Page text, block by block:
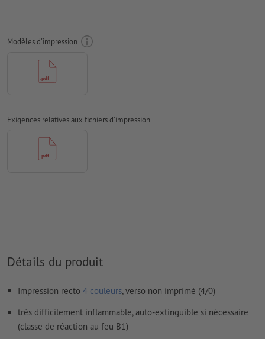
CMJN, FOGRA51 (PSO Coated v3) pour les
papiers couchés
Nous ne vérifions pas les
imprimés
Le contenu des
Modèles d'impression
Exigences relatives aux fichiers d'impression
Détails du produit
Impression recto 4 couleurs, verso non imprimé (4/0)
très difficilement inflammable, auto-extinguible si nécessaire
(classe de réaction au feu B1)